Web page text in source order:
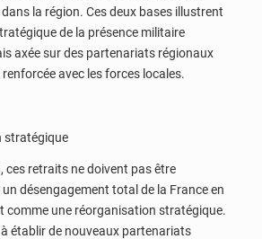
la région. Ces deux bases illustrent
de la présence militaire
axée sur des partenariats régionaux
avec les forces locales.
stratégique
ces retraits ne doivent pas être
désengagement total de la France en
comme une réorganisation stratégique.
établir de nouveaux partenariats